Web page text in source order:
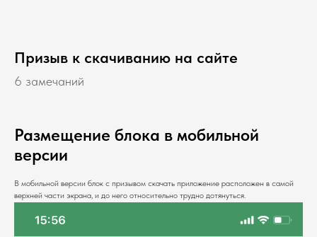
Призыв к скачиванию на сайте
6 замечаний
Размещение блока в мобильной
версии
В мобильной версии блок с призывом скачать приложение расположен в самой
верхней части экрана, и до него относительно трудно дотянуться.